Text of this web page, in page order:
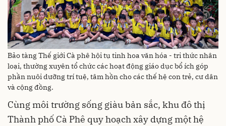
Bảo tàng Thế giới Cà phê hội tụ tinh hoa văn hóa - tri thức nhân
loại, thường xuyên tổ chức các hoạt động giáo dục bổ ích góp
phần nuôi dưỡng trí tuệ, tâm hồn cho các thế hệ con trẻ, cư dân
và cộng đồng.
Cùng môi trường sống giàu bản sắc, khu đô thị
Thành phố Cà Phê quy hoạch xây dựng một hệ